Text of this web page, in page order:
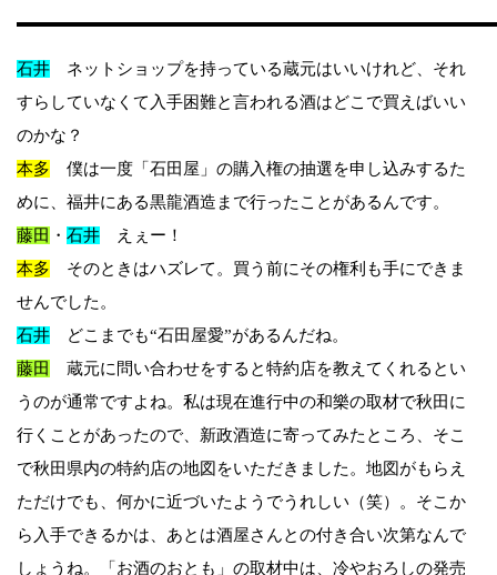
石井 ネットショップを持っている蔵元はいいけれど、それ
すらしていなくて入手困難と言われる酒はどこで買えばいい
のかな？
本多 僕は一度「石田屋」の購入権の抽選を申し込みするた
めに、福井にある黒龍酒造まで行ったことがあるんです。
藤田 ・ 石井 えぇー！
本多 そのときはハズレて。買う前にその権利も手にできま
せんでした。
石井 どこまでも“石田屋愛”があるんだね。
藤田
蔵元に問い合わせをすると特約店を教えてくれるとい
うのが通常ですよね。私は現在進行中の和樂の取材で秋田に
行くことがあったので、新政酒造に寄ってみたところ、そこ
で秋田県内の特約店の地図をいただきました。地図がもらえ
ただけでも、何かに近づいたようでうれしい（笑）。そこか
ら入手できるかは、あとは酒屋さんとの付き合い次第なんで
しょうね。「お酒のおとも」の取材中は、冷やおろしの発売